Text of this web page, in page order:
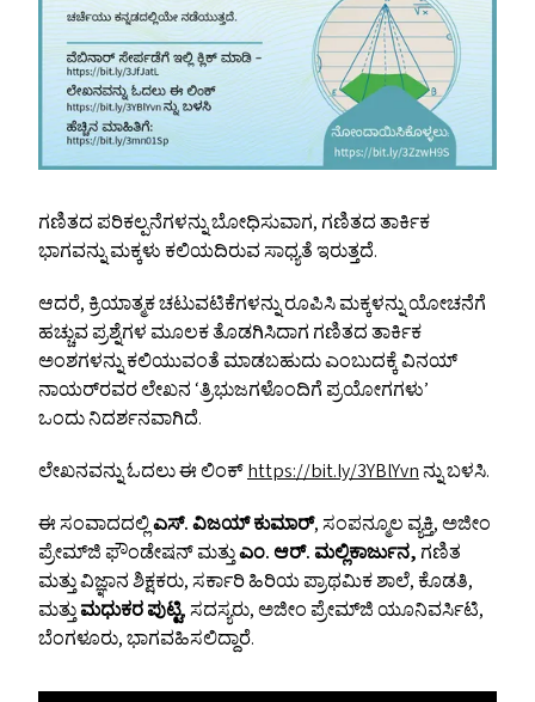
ಗಣಿತದ ಪರಿಕಲ್ಪನೆಗಳನ್ನು ಬೋಧಿಸುವಾಗ, ಗಣಿತದ ತಾರ್ಕಿಕ
ಭಾಗವನ್ನು ಮಕ್ಕಳು ಕಲಿಯದಿರುವ ಸಾಧ್ಯತೆ ಇರುತ್ತದೆ.
ಆದರೆ, ಕ್ರಿಯಾತ್ಮಕ ಚಟುವಟಿಕೆಗಳನ್ನು ರೂಪಿಸಿ ಮಕ್ಕಳನ್ನು ಯೋಚನೆಗೆ
ಹಚ್ಚುವ ಪ್ರಶ್ನೆಗಳ ಮೂಲಕ ತೊಡಗಿಸಿದಾಗ ಗಣಿತದ ತಾರ್ಕಿಕ
ಅಂಶಗಳನ್ನು ಕಲಿಯುವಂತೆ ಮಾಡಬಹುದು ಎಂಬುದಕ್ಕೆ ವಿನಯ್‌
ನಾಯರ್‌ರವರ ಲೇಖನ ‘ತ್ರಿಭುಜಗಳೊಂದಿಗೆ ಪ್ರಯೋಗಗಳು’
ಒಂದು ನಿದರ್ಶನವಾಗಿದೆ.
ಲೇಖನವನ್ನು ಓದಲು ಈ ಲಿಂಕ್https://​bit​.ly/​3​Y​BlYvnನ್ನು ಬಳಸಿ.
ಈ ಸಂವಾದದಲ್ಲಿಎಸ್‌. ವಿಜಯ್‌ ಕುಮಾರ್‌, ಸಂಪನ್ಮೂಲ ವ್ಯಕ್ತಿ, ಅಜೀಂ
ಪ್ರೇಮ್‌ಜಿ ಫೌಂಡೇಷನ್‌ ಮತ್ತುಎಂ. ಆರ್‌. ಮಲ್ಲಿಕಾರ್ಜುನ, ಗಣಿತ
ಮತ್ತು ವಿಜ್ಞಾನ ಶಿಕ್ಷಕರು, ಸರ್ಕಾರಿ ಹಿರಿಯ ಪ್ರಾಥಮಿಕ ಶಾಲೆ, ಕೊಡತಿ,
ಮತ್ತುಮಧುಕರ ಪುಟ್ಟಿ, ಸದಸ್ಯರು, ಅಜೀಂ ಪ್ರೇಮ್‌ಜಿ ಯೂನಿವರ್ಸಿಟಿ,
ಬೆಂಗಳೂರು, ಭಾಗವಹಿಸಲಿದ್ದಾರೆ.